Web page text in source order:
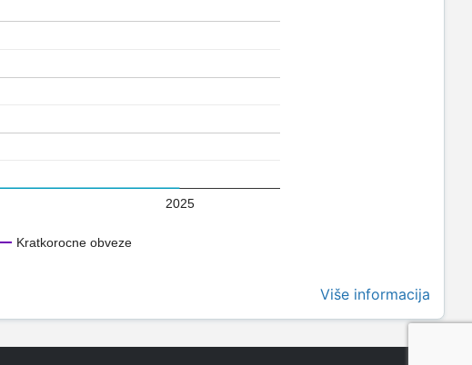
Kratkorocne obveze
2025
Više informacija